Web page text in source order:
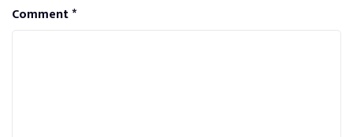
Comment*